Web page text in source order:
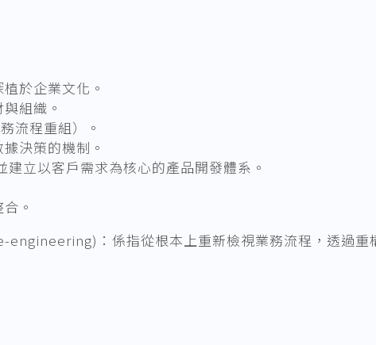
於企業文化。
組織。
流程重組）。
決策的機制。
立以客戶需求為核心的產品開發體系。
。
engineering)：係指從根本上重新檢視業務流程，透過重